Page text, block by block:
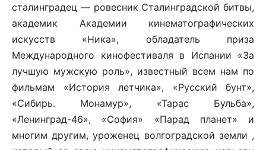
сталинградец — ровесник Сталинградской битвы,
академик Академии кинематографических
искусств «Ника», обладатель приза
Международного кинофестиваля в Испании «За
лучшую мужскую роль», известный всем нам по
фильмам «История летчика», «Русский бунт»,
«Сибирь. Монамур», «Тарас Бульба»,
«Ленинград-46», «София» «Парад планет» и
многим другим, уроженец волгоградской земли ,